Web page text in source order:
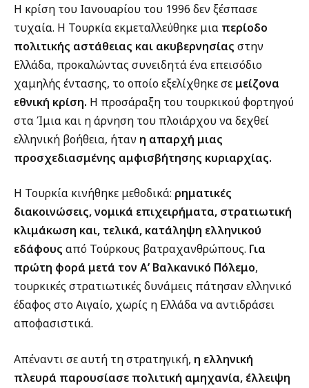
Η κρίση του Ιανουαρίου του 1996 δεν ξέσπασε
τυχαία. Η Τουρκία εκμεταλλεύθηκε μια περίοδο
πολιτικής αστάθειας και ακυβερνησίας στην
Ελλάδα, προκαλώντας συνειδητά ένα επεισόδιο
χαμηλής έντασης, το οποίο εξελίχθηκε σε μείζονα
εθνική κρίση. Η προσάραξη του τουρκικού φορτηγού
στα Ίμια και η άρνηση του πλοιάρχου να δεχθεί
ελληνική βοήθεια, ήταν η απαρχή μιας
προσχεδιασμένης αμφισβήτησης κυριαρχίας.
Η Τουρκία κινήθηκε μεθοδικά: ρηματικές
διακοινώσεις, νομικά επιχειρήματα, στρατιωτική
κλιμάκωση και, τελικά, κατάληψη ελληνικού
εδάφους από Τούρκους βατραχανθρώπους. Για
πρώτη φορά μετά τον Α’ Βαλκανικό Πόλεμο,
τουρκικές στρατιωτικές δυνάμεις πάτησαν ελληνικό
έδαφος στο Αιγαίο, χωρίς η Ελλάδα να αντιδράσει
αποφασιστικά.
Απέναντι σε αυτή τη στρατηγική, η ελληνική
πλευρά παρουσίασε πολιτική αμηχανία, έλλειψη